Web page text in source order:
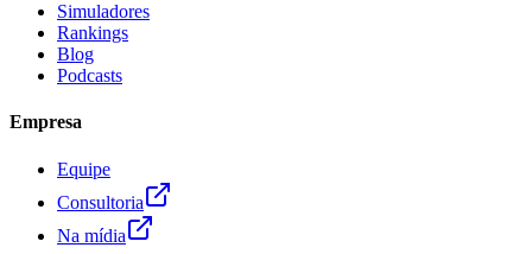
Simuladores
Rankings
Blog
Podcasts
Empresa
Equipe
Consultoria
Na mídia